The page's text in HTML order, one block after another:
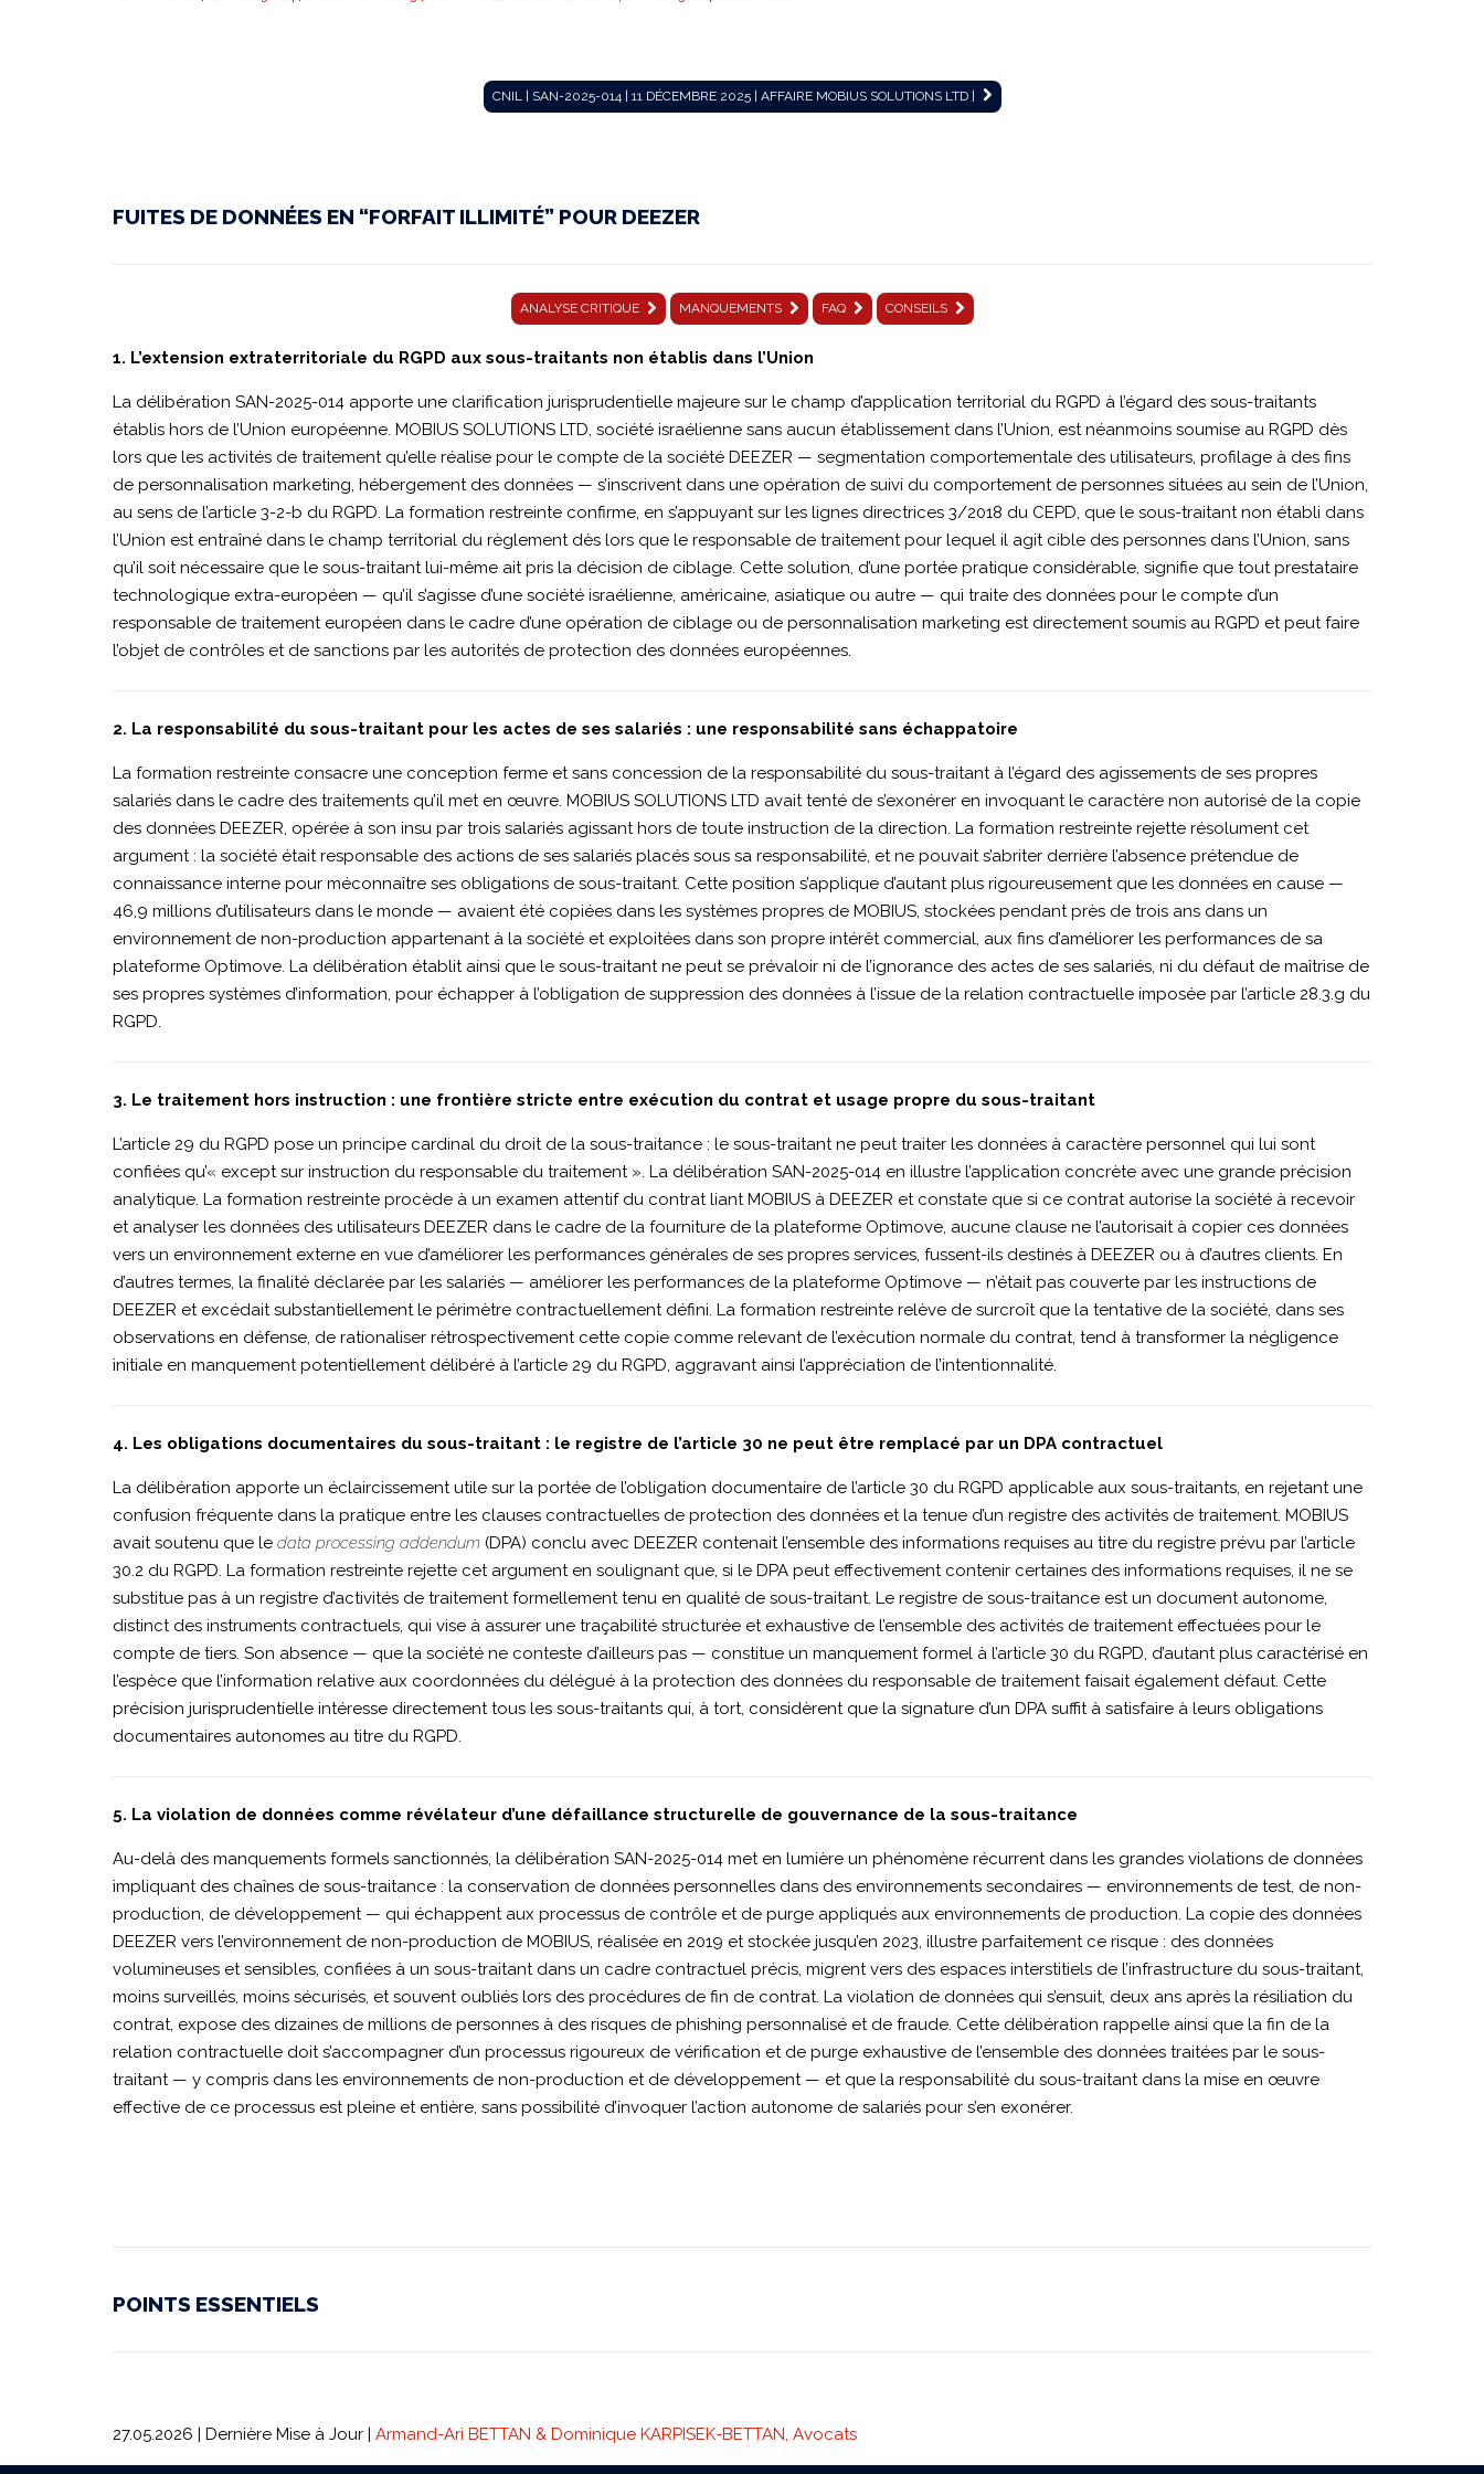
2025-
014
|
11
décembre
2025
|
Affaire
MOBIUS
LTD
|
SAN-
2025-
014-
ESSENTIELS
CNIL | SAN-2025-014 | 11 DÉCEMBRE 2025 | AFFAIRE MOBIUS SOLUTIONS LTD |
FUITES DE DONNÉES EN “FORFAIT ILLIMITÉ” POUR DEEZER
ANALYSE CRITIQUE MANQUEMENTS FAQ CONSEILS
1. L’extension extraterritoriale du RGPD aux sous-traitants non établis dans l’Union
La délibération SAN-2025-014 apporte une clarification jurisprudentielle majeure sur le champ d’application territorial du RGPD à l’égard des sous-traitants
établis hors de l’Union européenne. MOBIUS SOLUTIONS LTD, société israélienne sans aucun établissement dans l’Union, est néanmoins soumise au RGPD dès
lors que les activités de traitement qu’elle réalise pour le compte de la société DEEZER — segmentation comportementale des utilisateurs, profilage à des fins
de personnalisation marketing, hébergement des données — s’inscrivent dans une opération de suivi du comportement de personnes situées au sein de l’Union,
au sens de l’article 3-2-b du RGPD. La formation restreinte confirme, en s’appuyant sur les lignes directrices 3/2018 du CEPD, que le sous-traitant non établi dans
l’Union est entraîné dans le champ territorial du règlement dès lors que le responsable de traitement pour lequel il agit cible des personnes dans l’Union, sans
qu’il soit nécessaire que le sous-traitant lui-même ait pris la décision de ciblage. Cette solution, d’une portée pratique considérable, signifie que tout prestataire
technologique extra-européen — qu’il s’agisse d’une société israélienne, américaine, asiatique ou autre — qui traite des données pour le compte d’un
responsable de traitement européen dans le cadre d’une opération de ciblage ou de personnalisation marketing est directement soumis au RGPD et peut faire
l’objet de contrôles et de sanctions par les autorités de protection des données européennes.
2. La responsabilité du sous-traitant pour les actes de ses salariés : une responsabilité sans échappatoire
La formation restreinte consacre une conception ferme et sans concession de la responsabilité du sous-traitant à l’égard des agissements de ses propres
salariés dans le cadre des traitements qu’il met en œuvre. MOBIUS SOLUTIONS LTD avait tenté de s’exonérer en invoquant le caractère non autorisé de la copie
des données DEEZER, opérée à son insu par trois salariés agissant hors de toute instruction de la direction. La formation restreinte rejette résolument cet
argument : la société était responsable des actions de ses salariés placés sous sa responsabilité, et ne pouvait s’abriter derrière l’absence prétendue de
connaissance interne pour méconnaître ses obligations de sous-traitant. Cette position s’applique d’autant plus rigoureusement que les données en cause —
46,9 millions d’utilisateurs dans le monde — avaient été copiées dans les systèmes propres de MOBIUS, stockées pendant près de trois ans dans un
environnement de non-production appartenant à la société et exploitées dans son propre intérêt commercial, aux fins d’améliorer les performances de sa
plateforme Optimove. La délibération établit ainsi que le sous-traitant ne peut se prévaloir ni de l’ignorance des actes de ses salariés, ni du défaut de maîtrise de
ses propres systèmes d’information, pour échapper à l’obligation de suppression des données à l’issue de la relation contractuelle imposée par l’article 28.3.g du
RGPD.
3. Le traitement hors instruction : une frontière stricte entre exécution du contrat et usage propre du sous-traitant
L’article 29 du RGPD pose un principe cardinal du droit de la sous-traitance : le sous-traitant ne peut traiter les données à caractère personnel qui lui sont
confiées qu’« except sur instruction du responsable du traitement ». La délibération SAN-2025-014 en illustre l’application concrète avec une grande précision
analytique. La formation restreinte procède à un examen attentif du contrat liant MOBIUS à DEEZER et constate que si ce contrat autorise la société à recevoir
et analyser les données des utilisateurs DEEZER dans le cadre de la fourniture de la plateforme Optimove, aucune clause ne l’autorisait à copier ces données
vers un environnement externe en vue d’améliorer les performances générales de ses propres services, fussent-ils destinés à DEEZER ou à d’autres clients. En
d’autres termes, la finalité déclarée par les salariés — améliorer les performances de la plateforme Optimove — n’était pas couverte par les instructions de
DEEZER et excédait substantiellement le périmètre contractuellement défini. La formation restreinte relève de surcroît que la tentative de la société, dans ses
observations en défense, de rationaliser rétrospectivement cette copie comme relevant de l’exécution normale du contrat, tend à transformer la négligence
initiale en manquement potentiellement délibéré à l’article 29 du RGPD, aggravant ainsi l’appréciation de l’intentionnalité.
4. Les obligations documentaires du sous-traitant : le registre de l’article 30 ne peut être remplacé par un DPA contractuel
La délibération apporte un éclaircissement utile sur la portée de l’obligation documentaire de l’article 30 du RGPD applicable aux sous-traitants, en rejetant une
confusion fréquente dans la pratique entre les clauses contractuelles de protection des données et la tenue d’un registre des activités de traitement. MOBIUS
avait soutenu que le data processing addendum (DPA) conclu avec DEEZER contenait l’ensemble des informations requises au titre du registre prévu par l’article
30.2 du RGPD. La formation restreinte rejette cet argument en soulignant que, si le DPA peut effectivement contenir certaines des informations requises, il ne se
substitue pas à un registre d’activités de traitement formellement tenu en qualité de sous-traitant. Le registre de sous-traitance est un document autonome,
distinct des instruments contractuels, qui vise à assurer une traçabilité structurée et exhaustive de l’ensemble des activités de traitement effectuées pour le
compte de tiers. Son absence — que la société ne conteste d’ailleurs pas — constitue un manquement formel à l’article 30 du RGPD, d’autant plus caractérisé en
l’espèce que l’information relative aux coordonnées du délégué à la protection des données du responsable de traitement faisait également défaut. Cette
précision jurisprudentielle intéresse directement tous les sous-traitants qui, à tort, considèrent que la signature d’un DPA suffit à satisfaire à leurs obligations
documentaires autonomes au titre du RGPD.
5. La violation de données comme révélateur d’une défaillance structurelle de gouvernance de la sous-traitance
Au-delà des manquements formels sanctionnés, la délibération SAN-2025-014 met en lumière un phénomène récurrent dans les grandes violations de données
impliquant des chaînes de sous-traitance : la conservation de données personnelles dans des environnements secondaires — environnements de test, de non-
production, de développement — qui échappent aux processus de contrôle et de purge appliqués aux environnements de production. La copie des données
DEEZER vers l’environnement de non-production de MOBIUS, réalisée en 2019 et stockée jusqu’en 2023, illustre parfaitement ce risque : des données
volumineuses et sensibles, confiées à un sous-traitant dans un cadre contractuel précis, migrent vers des espaces interstitiels de l’infrastructure du sous-traitant,
moins surveillés, moins sécurisés, et souvent oubliés lors des procédures de fin de contrat. La violation de données qui s’ensuit, deux ans après la résiliation du
contrat, expose des dizaines de millions de personnes à des risques de phishing personnalisé et de fraude. Cette délibération rappelle ainsi que la fin de la
relation contractuelle doit s’accompagner d’un processus rigoureux de vérification et de purge exhaustive de l’ensemble des données traitées par le sous-
traitant — y compris dans les environnements de non-production et de développement — et que la responsabilité du sous-traitant dans la mise en œuvre
effective de ce processus est pleine et entière, sans possibilité d’invoquer l’action autonome de salariés pour s’en exonérer.
POINTS ESSENTIELS
27.05.2026 | Dernière Mise à Jour | Armand-Ari BETTAN & Dominique KARPISEK-BETTAN, Avocats